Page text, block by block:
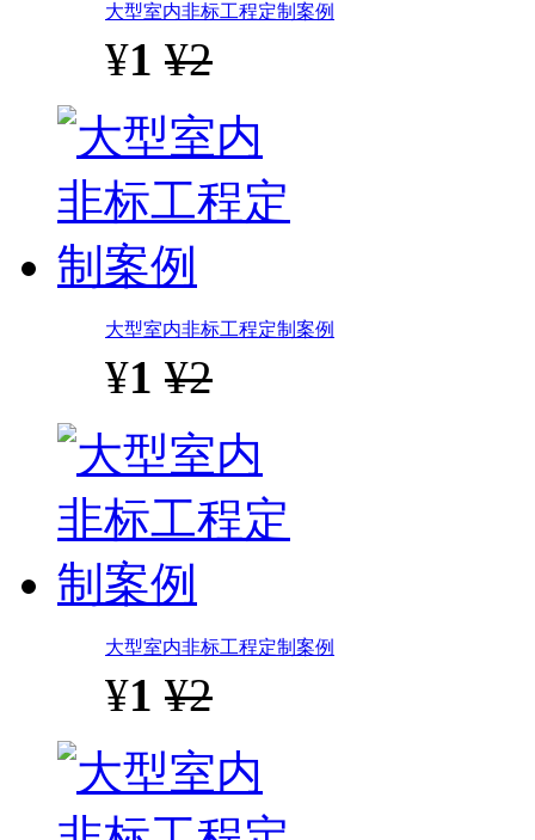
大型室内非标工程定制案例
¥1 ¥2
大型室内非标工程定制案例
¥1 ¥2
大型室内非标工程定制案例
¥1 ¥2